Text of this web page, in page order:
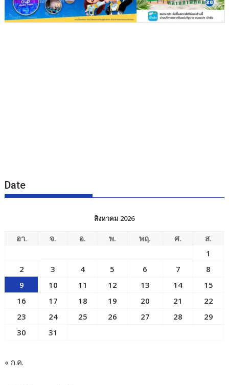
Date
สิงหาคม 2026
อา. จ. อ. พ. พฤ. ศ.
ส.
1
2
3 4 5 6 7
8
9
10 11 12 13 14
15
16
17 18 19 20 21
22
23
24 25 26 27 28
29
30
31
« ก.ค.